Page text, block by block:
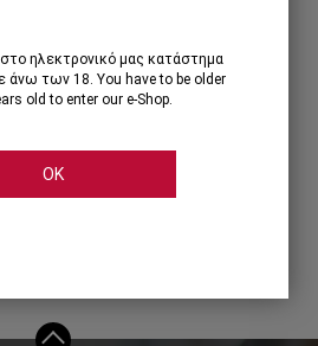
στο ηλεκτρονικό μας κατάστημα
άνω των 18. You have to be older
old to enter our e-Shop.
OK